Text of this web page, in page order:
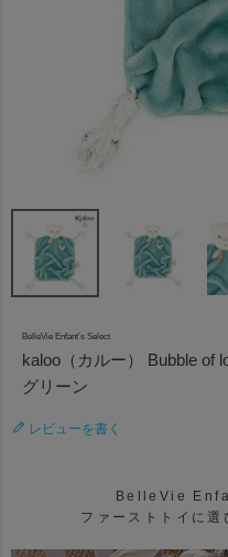
BelleVie Enfant's Select
kaloo（カルー） Bubble of
グリーン
レビューを書く
BelleVie
ファーストトイに